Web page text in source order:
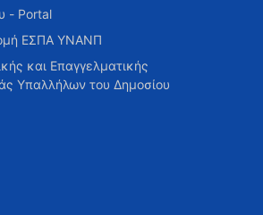
- Portal
ΕΣΠΑ ΥΝΑΝΠ
και Επαγγελματικής
Υπαλλήλων του Δημοσίου